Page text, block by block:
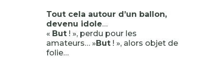
Tout cela autour d’un ballon,
devenu idole…
« But! », perdu pour les
amateurs… »But! », alors objet de
folie…